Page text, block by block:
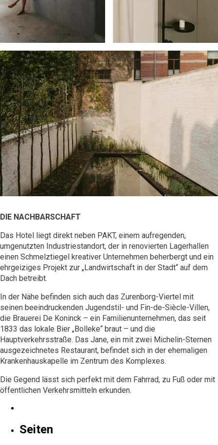
DIE NACHBARSCHAFT
Das Hotel liegt direkt neben PAKT, einem aufregenden,
umgenutzten Industriestandort, der in renovierten Lagerhallen
einen Schmelztiegel kreativer Unternehmen beherbergt und ein
ehrgeiziges Projekt zur „Landwirtschaft in der Stadt“ auf dem
Dach betreibt.
In der Nähe befinden sich auch das Zurenborg-Viertel mit
seinen beeindruckenden Jugendstil- und Fin-de-Siècle-Villen,
die Brauerei De Koninck – ein Familienunternehmen, das seit
1833 das lokale Bier „Bolleke“ braut – und die
Hauptverkehrsstraße. Das Jane, ein mit zwei Michelin-Sternen
ausgezeichnetes Restaurant, befindet sich in der ehemaligen
Krankenhauskapelle im Zentrum des Komplexes.
Die Gegend lässt sich perfekt mit dem Fahrrad, zu Fuß oder mit
öffentlichen Verkehrsmitteln erkunden.
Seiten